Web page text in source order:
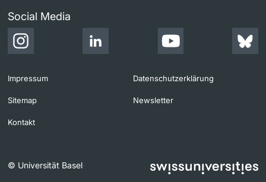
Social Media
Impressum Datenschutzerklärung
Sitemap Newsletter
Kontakt
© Universität Basel